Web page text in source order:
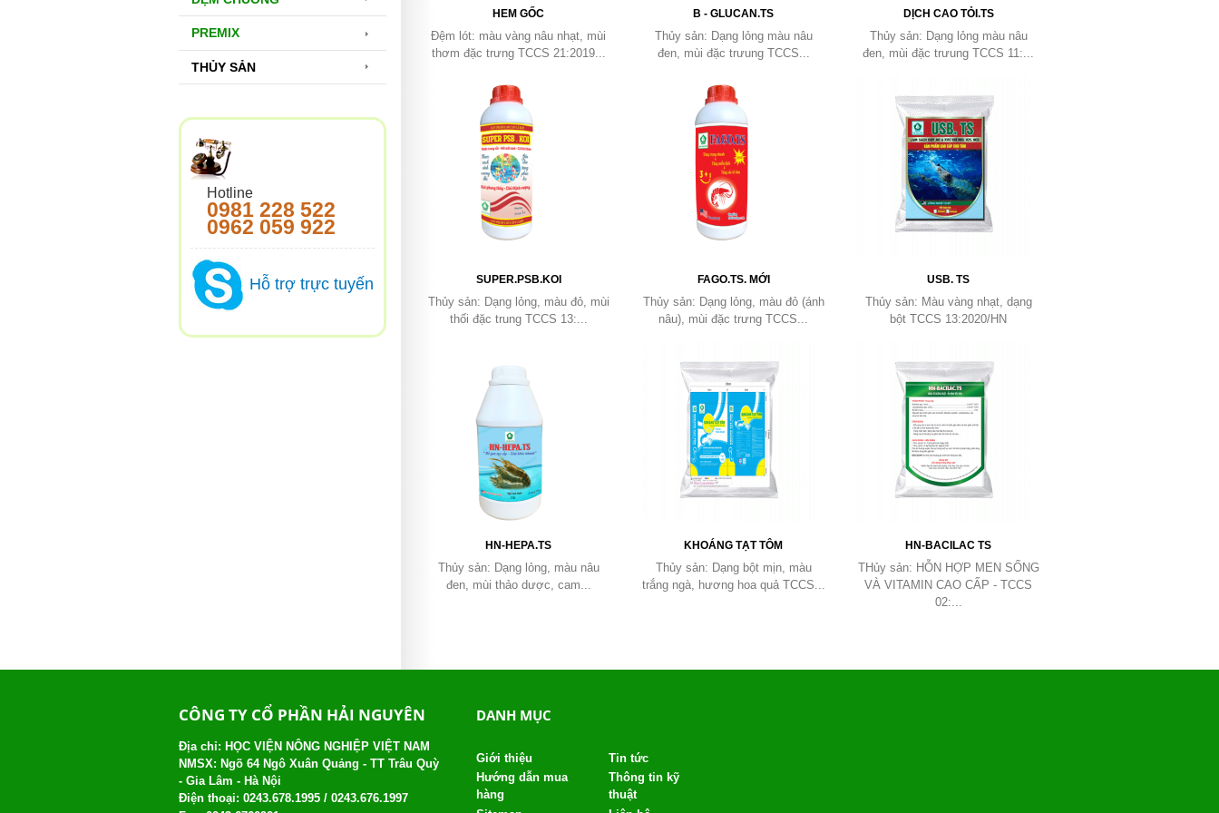
PREMIX
THỦY SẢN
Hotline
0981 228 522
0962 059 922
Hỗ trợ trực tuyến
HEM GỐC
Đệm lót: màu vàng nâu nhạt, mùi
thơm đặc trưng TCCS 21:2019...
B - GLUCAN.TS
Thủy sản: Dạng lỏng màu nâu
đen, mùi đặc trưung TCCS...
DỊCH CAO TỎI.TS
Thủy sản: Dạng lỏng màu nâu
đen, mùi đặc trưung TCCS 11:...
SUPER.PSB.KOI
Thủy sản: Dạng lỏng, màu đỏ, mùi
thối đặc trung TCCS 13:...
FAGO.TS. MỚI
Thủy sản: Dạng lỏng, màu đỏ (ánh
nâu), mùi đặc trưng TCCS...
USB. TS
Thủy sản: Màu vàng nhạt, dạng
bột TCCS 13:2020/HN
HN-HEPA.TS
Thủy sản: Dạng lỏng, màu nâu
đen, mùi thảo dược, cam...
KHOÁNG TẠT TÔM
Thủy sản: Dạng bột mịn, màu
trắng ngà, hương hoa quả TCCS...
HN-BACILAC TS
THủy sản: HỖN HỢP MEN SỐNG
VÀ VITAMIN CAO CẤP - TCCS
02:...
CÔNG TY CỔ PHẦN HẢI NGUYÊN
Địa chỉ: HỌC VIỆN NÔNG NGHIỆP VIỆT NAM
NMSX: Ngõ 64 Ngô Xuân Quảng - TT Trâu Quỳ
- Gia Lâm - Hà Nội
Điện thoại: 0243.678.1995 / 0243.676.1997
DANH MỤC
Giới thiệu
Tin tức
Hướng dẫn mua
hàng
Thông tin kỹ
thuật